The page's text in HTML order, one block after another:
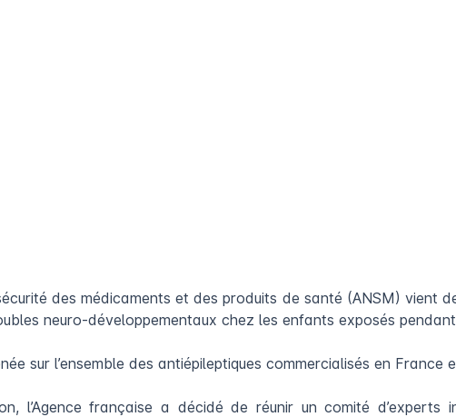
des médicaments et des produits de santé (ANSM) vient
neuro-développementaux chez les enfants exposés
sur l’ensemble des antiépileptiques commercialisés en
l’Agence française a décidé de réunir un comité d’experts